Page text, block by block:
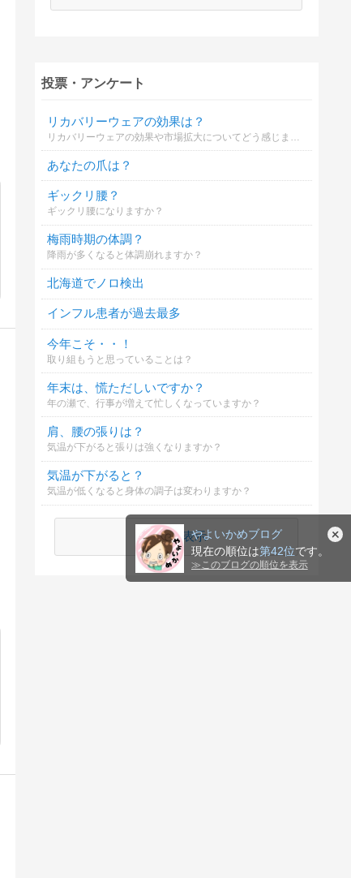
やよいかめブログ
現在の順位は第42位です。
≫ このブログの順位を表示
投票・アンケート
リカバリーウェアの効果は？
あなたの爪は？
ギックリ腰？
ギックリ腰になりますか？
梅雨時期の体調？
降雨が多くなると体調崩れますか？
北海道でノロ検出
インフル患者が過去最多
今年こそ・・！
取り組もうと思っていることは？
年末は、慌ただしいですか？
年の瀬で、行事が増えて忙しくなっていますか？
肩、腰の張りは？
気温が下がると張りは強くなりますか？
気温が下がると？
気温が低くなると身体の調子は変わりますか？
続きを表示